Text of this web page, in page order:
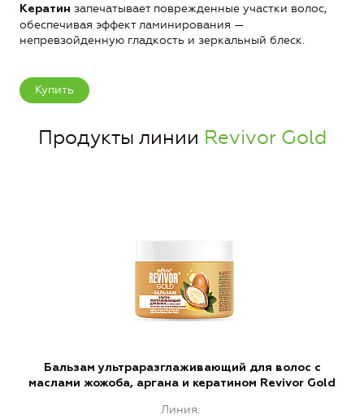
Кератин запечатывает поврежденные участки волос,
обеспечивая эффект ламинирования —
непревзойденную гладкость и зеркальный блеск.
Купить
Продукты линии Revivor Gold
Бальзам ультраразглаживающий для волос с
маслами жожоба, аргана и кератином Revivor Gold
Линия